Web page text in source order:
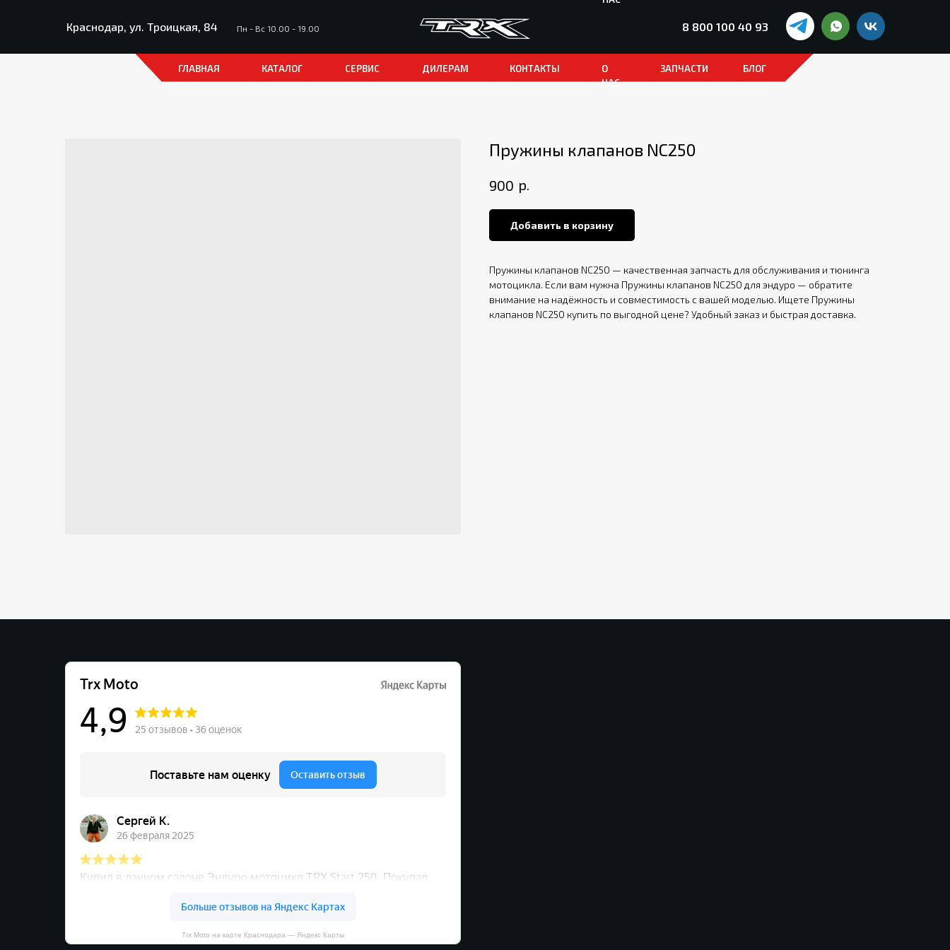
ГЛАВНАЯ КАТАЛОГ ДИЛЕРАМ КОНТАКТЫ
О
НАС
ЗАПЧАСТИ БЛОГ
СЕРВИС
Пн - Вс 10.00 - 19.00
Краснодар, ул. Троицкая, 84 8 800 100 40 93
Пружины клапанов NC250
900 р.
Добавить в корзину
Пружины клапанов NC250 — качественная запчасть для обслуживания и тюнинга
мотоцикла. Если вам нужна Пружины клапанов NC250 для эндуро — обратите
внимание на надёжность и совместимость с вашей моделью. Ищете Пружины
клапанов NC250 купить по выгодной цене? Удобный заказ и быстрая доставка.
Trx Moto на карте Краснодара — Яндекс Карты